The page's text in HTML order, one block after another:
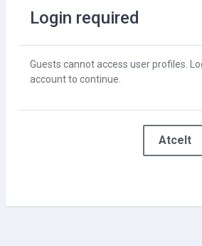
Login required
Guests cannot access user profiles.
account to continue.
Atcelt